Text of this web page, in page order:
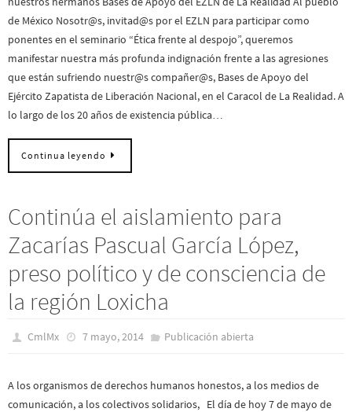
de México Nosotr@s, invitad@s por el EZLN para participar como
ponentes en el seminario “Ética frente al despojo”, queremos
manifestar nuestra más profunda indignación frente a las agresiones
que están sufriendo nuestr@s compañer@s, Bases de Apoyo del
Ejército Zapatista de Liberación Nacional, en el Caracol de La Realidad. A
lo largo de los 20 años de existencia pública…
Continua leyendo
Continúa el aislamiento para
Zacarías Pascual García López,
preso político y de consciencia de
la región Loxicha
CmlMx 7 mayo, 2014 Publicación abierta
A los organismos de derechos humanos honestos, a los medios de
comunicación, a los colectivos solidarios, El día de hoy 7 de mayo de